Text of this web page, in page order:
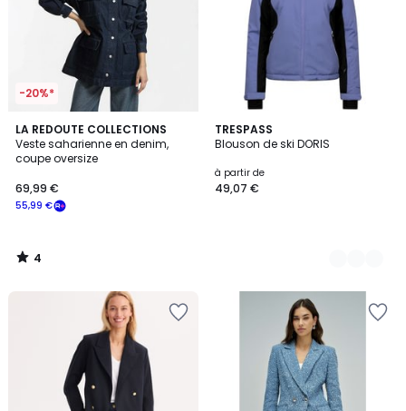
-20%*
LA REDOUTE COLLECTIONS
Veste saharienne en denim,
coupe oversize
55,99 €
69,99 €
4
/
5
4
/
TRESPASS
Blouson de ski DORIS
à partir de
49,07 €
3
Couleurs